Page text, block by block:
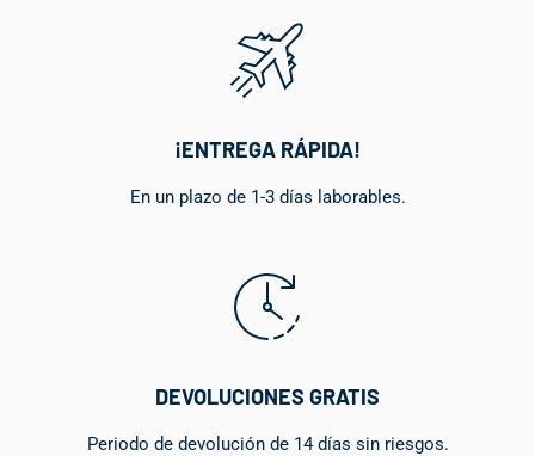
¡ENTREGA RÁPIDA!
En un plazo de 1-3 días laborables.
DEVOLUCIONES GRATIS
Periodo de devolución de 14 días sin riesgos.